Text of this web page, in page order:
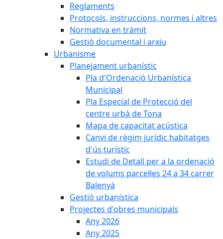
Reglaments
Protocols, instruccions, normes i altres
Normativa en tràmit
Gestió documental i arxiu
Urbanisme
Planejament urbanístic
Pla d'Ordenació Urbanística
Municipal
Pla Especial de Protecció del
centre urbà de Tona
Mapa de capacitat acústica
Canvi de règim jurídic habitatges
d'ús turístic
Estudi de Detall per a la ordenació
de volums parcel·les 24 a 34 carrer
Balenyà
Gestió urbanística
Projectes d'obres municipals
Any 2026
Any 2025